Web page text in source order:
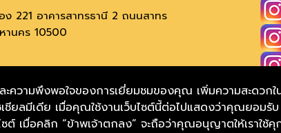
221 อาคารสาทรธานี 2 ถนนสาทร
านคร 10500
ะความพึงพอใจของการเยี่ยมชมของคุณ เพิ่มความสะดวกใ
ชียลมีเดีย เมื่อคุณใช้งานเว็บไซต์นี้ต่อไปแสดงว่าคุณยอมรับ
ต์ เมื่อคลิก “ข้าพเจ้าตกลง” จะถือว่าคุณอนุญาตให้เราใช้คุ